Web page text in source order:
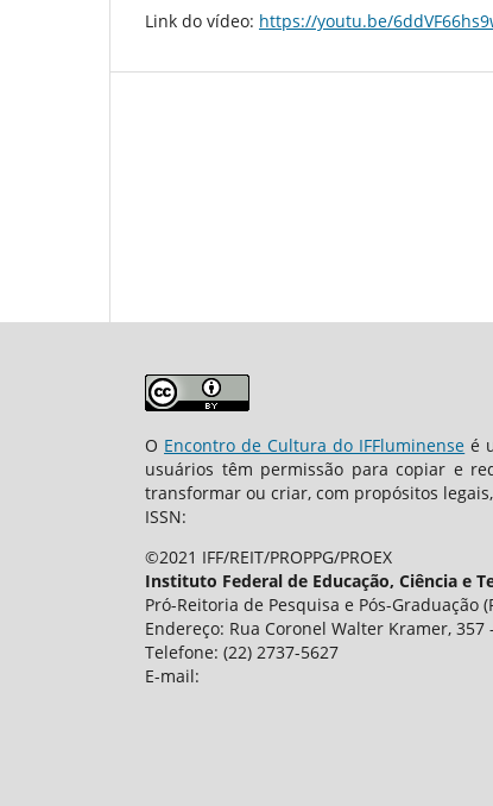
Link do vídeo: https://youtu.be/
O Encontro de Cultura do IFFluminense é
usuários têm permissão para copiar e
transformar ou criar, com propósitos
ISSN:
©2021 IFF/REIT/PROPPG/PROEX
Instituto Federal de Educação, Ciência e
Pró-Reitoria de Pesquisa e Pós-Graduação
Endereço: Rua Coronel Walter Kramer, 357
Telefone: (22) 2737-5627
E-mail: